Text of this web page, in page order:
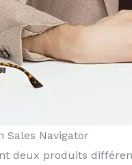
Sales Navigator
deux produits